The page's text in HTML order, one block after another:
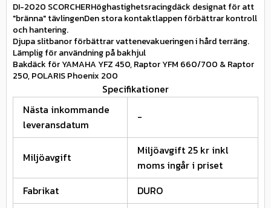
DI-2020 SCORCHERHöghastighetsracingdäck designat för att
"bränna" tävlingenDen stora kontaktlappen förbättrar kontroll
och hantering.
Djupa slitbanor förbättrar vattenevakueringen i hård terräng.
Lämplig för användning på bakhjul
Bakdäck för YAMAHA YFZ 450, Raptor YFM 660/700 & Raptor
250, POLARIS Phoenix 200
Specifikationer
Nästa inkommande
leveransdatum
-
Miljöavgift
Miljöavgift 25 kr inkl
moms ingår i priset
Fabrikat
DURO